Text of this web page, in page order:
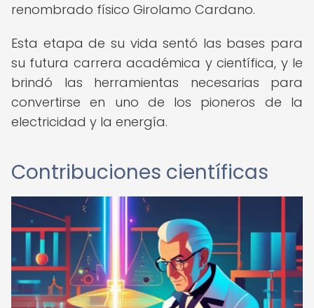
renombrado físico Girolamo Cardano.
Esta etapa de su vida sentó las bases para
su futura carrera académica y científica, y le
brindó las herramientas necesarias para
convertirse en uno de los pioneros de la
electricidad y la energía.
Contribuciones científicas